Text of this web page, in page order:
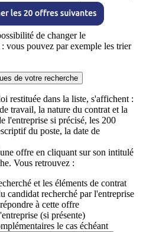
de changer le
vous pouvez par exemple les trier
de votre recherche
restituée dans la liste, s'affichent :
travail, la nature du contrat et la
l'entreprise si précisé, les 200
du poste, la date de
offre en cliquant sur son intitulé
Vous retrouvez :
et les éléments de contrat
candidat recherché par l'entreprise
à cette offre
(si présente)
le cas échéant